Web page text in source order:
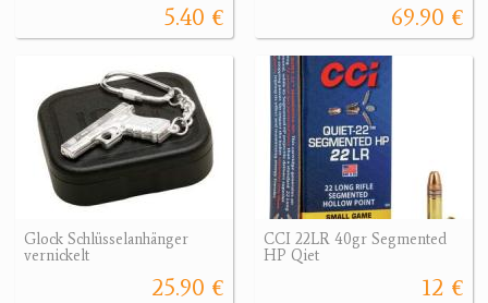
5.40 € 69.90 €
Glock Schlüsselanhänger
vernickelt
25.90 €
CCI 22LR 40gr Segmented
HP Qiet
12 €